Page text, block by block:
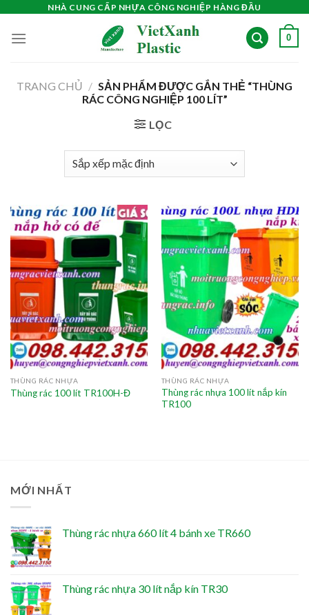
content
NHÀ CUNG CẤP NHỰA CÔNG NGHIỆP HÀNG ĐẦU
0
TRANG CHỦ / SẢN PHẨM ĐƯỢC GẮN THẺ “THÙNG
RÁC CÔNG NGHIỆP 100 LÍT”
LỌC
THÙNG RÁC NHỰA
Thùng rác 100 lít TR100H-Đ
THÙNG RÁC NHỰA
Thùng rác nhựa 100 lít nắp kín
TR100
MỚI NHẤT
Thùng rác nhựa 660 lít 4 bánh xe TR660
Thùng rác nhựa 30 lít nắp kín TR30